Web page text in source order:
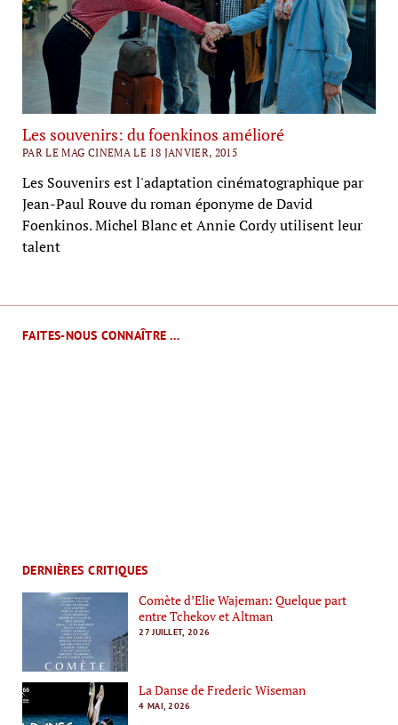
FAITES-NOUS CONNAÎTRE …
DERNIÈRES CRITIQUES
Comète d’Elie Wajeman: Quelque part
entre Tchekov et Altman
27 JUILLET, 2026
La Danse de Frederic Wiseman
4 MAI, 2026
Les souvenirs: du foenkinos amélioré
PAR LE MAG CINEMA LE 18 JANVIER, 2015
Les Souvenirs est l'adaptation cinématographique par
Jean-Paul Rouve du roman éponyme de David
Foenkinos. Michel Blanc et Annie Cordy utilisent leur
talent